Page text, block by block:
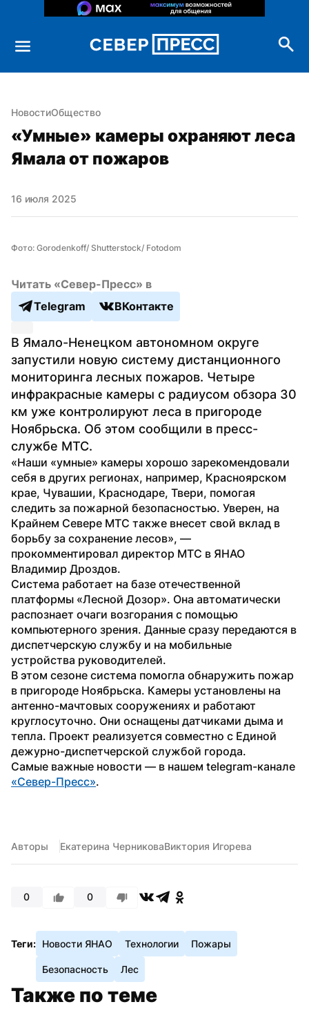
НовостиОбщество
«Умные» камеры охраняют леса
Ямала от пожаров
16 июля 2025
Фото: Gorodenkoff/ Shutterstock/ Fotodom
Читать «Север-Пресс» в
Telegram
ВКонтакте
В Ямало-Ненецком автономном округе
запустили новую систему дистанционного
мониторинга лесных пожаров. Четыре
инфракрасные камеры с радиусом обзора 30
км уже контролируют леса в пригороде
Ноябрьска. Об этом сообщили в пресс-
службе МТС.
«Наши «умные» камеры хорошо зарекомендовали
себя в других регионах, например, Красноярском
крае, Чувашии, Краснодаре, Твери, помогая
следить за пожарной безопасностью. Уверен, на
Крайнем Севере МТС также внесет свой вклад в
борьбу за сохранение лесов», —
прокомментировал директор МТС в ЯНАО
Владимир Дроздов.
Система работает на базе отечественной
платформы «Лесной Дозор». Она автоматически
распознает очаги возгорания с помощью
компьютерного зрения. Данные сразу передаются в
диспетчерскую службу и на мобильные
устройства руководителей.
В этом сезоне система помогла обнаружить пожар
в пригороде Ноябрьска. Камеры установлены на
антенно-мачтовых сооружениях и работают
круглосуточно. Они оснащены датчиками дыма и
тепла. Проект реализуется совместно с Единой
дежурно-диспетчерской службой города.
«Север-Пресс».
Авторы Екатерина ЧерниковаВиктория Игорева
0 0
Теги: Новости ЯНАО Технологии Пожары
Безопасность Лес
Также по теме